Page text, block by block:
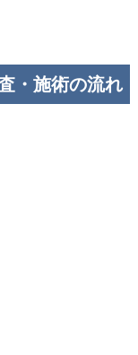
・施術の流れ